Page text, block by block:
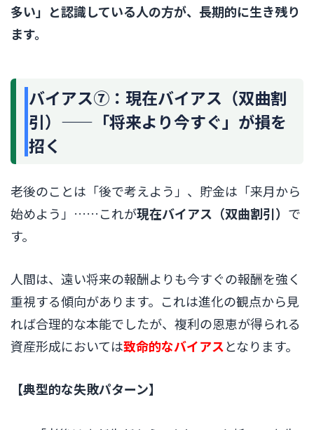
多い」と認識している人の方が、長期的に生き残り
ます。
バイアス⑦：現在バイアス（双曲割
引）——「将来より今すぐ」が損を
招く
老後のことは「後で考えよう」、貯金は「来月から
始めよう」……これが現在バイアス（双曲割引） で
す。
人間は、遠い将来の報酬よりも今すぐの報酬を強く
重視する傾向があります。これは進化の観点から見
れば合理的な本能でしたが、複利の恩恵が得られる
資産形成においては致命的なバイアスとなります。
【典型的な失敗パターン】